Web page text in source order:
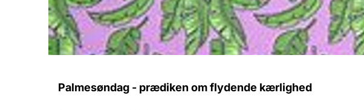
Palmesøndag - prædiken om flydende kærlighed